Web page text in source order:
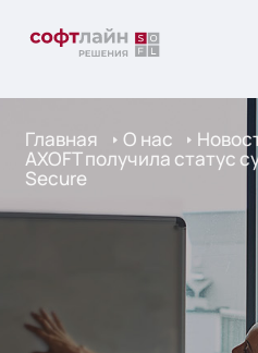
Главная О нас
AXOFT получила статус
Secure